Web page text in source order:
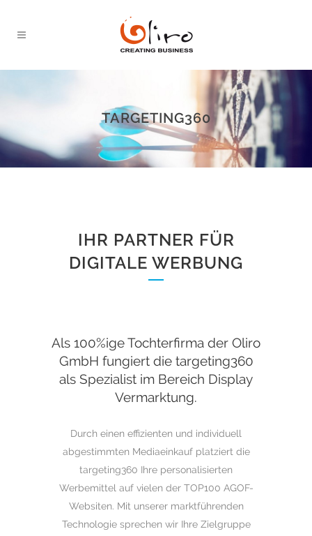
TARGETING360
IHR PARTNER FÜR
DIGITALE WERBUNG
Als 100%ige Tochterfirma der Oliro
GmbH fungiert die targeting360
als Spezialist im Bereich Display
Vermarktung.
Durch einen effizienten und individuell
abgestimmten Mediaeinkauf platziert die
targeting360 Ihre personalisierten
Werbemittel auf vielen der TOP100 AGOF-
Websiten. Mit unserer marktführenden
Technologie sprechen wir Ihre Zielgruppe